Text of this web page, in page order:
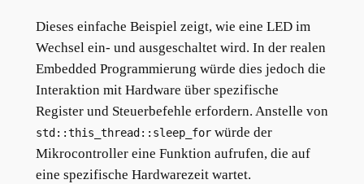
Dieses einfache Beispiel zeigt, wie eine LED im
Wechsel ein- und ausgeschaltet wird. In der realen
Embedded Programmierung würde dies jedoch die
Interaktion mit Hardware über spezifische
Register und Steuerbefehle erfordern. Anstelle von
std::this_thread::sleep_forwürde der
Mikrocontroller eine Funktion aufrufen, die auf
eine spezifische Hardwarezeit wartet.